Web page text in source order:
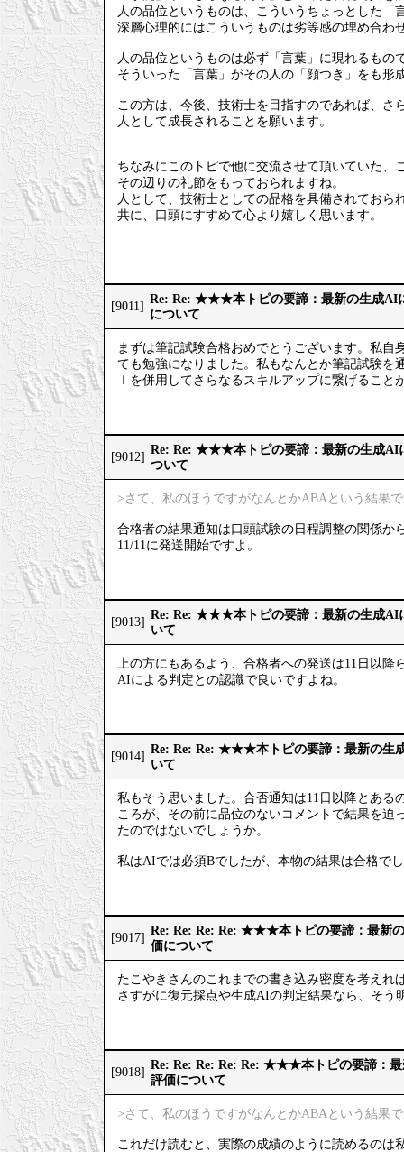
人の品位というものは、こういうちょっとした「
深層心理的にはこういうものは劣等感の埋め合わ
人の品位というものは必ず「言葉」に現れるもの
そういった「言葉」がその人の「顔つき」をも形
この方は、今後、技術士を目指すのであれば、
人として成長されることを願います。
ちなみにこのトピで他に交流させて頂いていた、
その辺りの礼節をもっておられますね。
人として、技術士としての品格を具備されておら
共に、口頭にすすめて心より嬉しく思います。
[9011]
Re: Re: ★★★本トピの要諦：最新の生成AI
について
まずは筆記試験合格おめでとうございます。私
ても勉強になりました。私もなんとか筆記試験を
Ｉを併用してさらなるスキルアップに繋げること
[9012]
Re: Re: ★★★本トピの要諦：最新の生成AI
ついて
>さて、私のほうですがなんとかABAという結果
合格者の結果通知は口頭試験の日程調整の関係か
11/11に発送開始ですよ。
[9013]
Re: Re: ★★★本トピの要諦：最新の生成AI
いて
上の方にもあるよう、合格者への発送は11日以
AIによる判定との認識で良いですよね。
[9014]
Re: Re: Re: ★★★本トピの要諦：最新の生
いて
私もそう思いました。合否通知は11日以降とあ
ころが、その前に品位のないコメントで結果を
たのではないでしょうか。
私はAIでは必須Bでしたが、本物の結果は合格で
[9017]
Re: Re: Re: Re: ★★★本トピの要諦：最新
価について
たこやきさんのこれまでの書き込み密度を考えれ
さすがに復元採点や生成AIの判定結果なら、そう
[9018]
Re: Re: Re: Re: Re: ★★★本トピの要諦：最
評価について
>さて、私のほうですがなんとかABAという結果
これだけ読むと、実際の成績のように読めるのは